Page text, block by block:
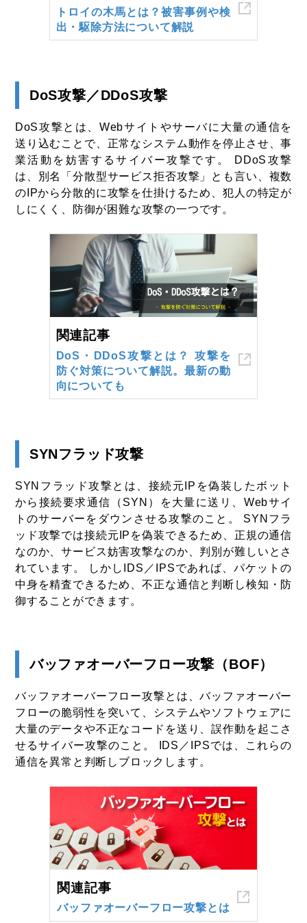
トロイの木馬とは？被害事例や検
出・駆除方法について解説
DoS攻撃／DDoS攻撃
DoS攻撃とは、Webサイトやサーバに大量の通信を
送り込むことで、正常なシステム動作を停止させ、事
業活動を妨害するサイバー攻撃です。 DDoS攻撃
は、別名「分散型サービス拒否攻撃」とも言い、複数
のIPから分散的に攻撃を仕掛けるため、犯人の特定が
しにくく、防御が困難な攻撃の一つです。
関連記事
DoS・DDoS攻撃とは？ 攻撃を
防ぐ対策について解説。最新の動
向についても
SYNフラッド攻撃
SYNフラッド攻撃とは、接続元IPを偽装したボット
から接続要求通信（SYN）を大量に送リ、Webサイ
トのサーバーをダウンさせる攻撃のこと。 SYNフラ
ッド攻撃では接続元IPを偽装できるため、正規の通信
なのか、サービス妨害攻撃なのか、判別が難しいとさ
れています。 しかしIDS／IPSであれば、パケットの
中身を精査できるため、不正な通信と判断し検知・防
御することができます。
バッファオーバーフロー攻撃（BOF）
バッファオーバーフロー攻撃とは、バッファオーバー
フローの脆弱性を突いて、システムやソフトウェアに
大量のデータや不正なコードを送り、誤作動を起こさ
せるサイバー攻撃のこと。 IDS／IPSでは、これらの
通信を異常と判断しブロックします。
関連記事
バッファオーバーフロー攻撃とは